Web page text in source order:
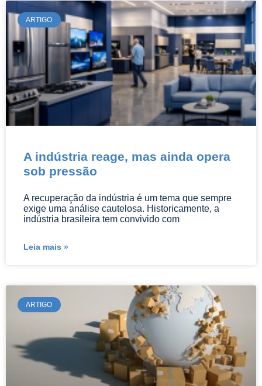
ARTIGO
A indústria reage, mas ainda opera
sob pressão
A recuperação da indústria é um tema que sempre
exige uma análise cautelosa. Historicamente, a
indústria brasileira tem convivido com
Leia mais »
ARTIGO